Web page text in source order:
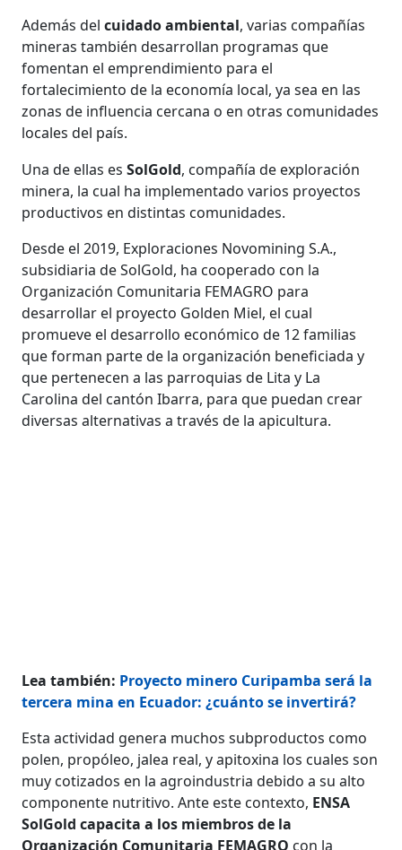
Además delcuidado ambiental, varias compañías
mineras también desarrollan programas que
fomentan el emprendimiento para el
fortalecimiento de la economía local, ya sea en las
zonas de influencia cercana o en otras comunidades
locales del país.
Una de ellas esSolGold, compañía de exploración
minera, la cual ha implementado varios proyectos
productivos en distintas comunidades.
Desde el 2019, Exploraciones Novomining S.A.,
subsidiaria de SolGold, ha cooperado con la
Organización Comunitaria FEMAGRO para
desarrollar el proyecto Golden Miel, el cual
promueve el desarrollo económico de 12 familias
que forman parte de la organización beneficiada y
que pertenecen a las parroquias de Lita y La
Carolina del cantón Ibarra, para que puedan crear
diversas alternativas a través de la apicultura.
Lea también: Proyecto minero Curipamba será la
tercera mina en Ecuador: ¿cuánto se invertirá?
Esta actividad genera muchos subproductos como
polen, propóleo, jalea real, y apitoxina los cuales son
muy cotizados en la agroindustria debido a su alto
componente nutritivo. Ante este contexto, ENSA
SolGold capacita a los miembros de la
Organización Comunitaria FEMAGRO con la